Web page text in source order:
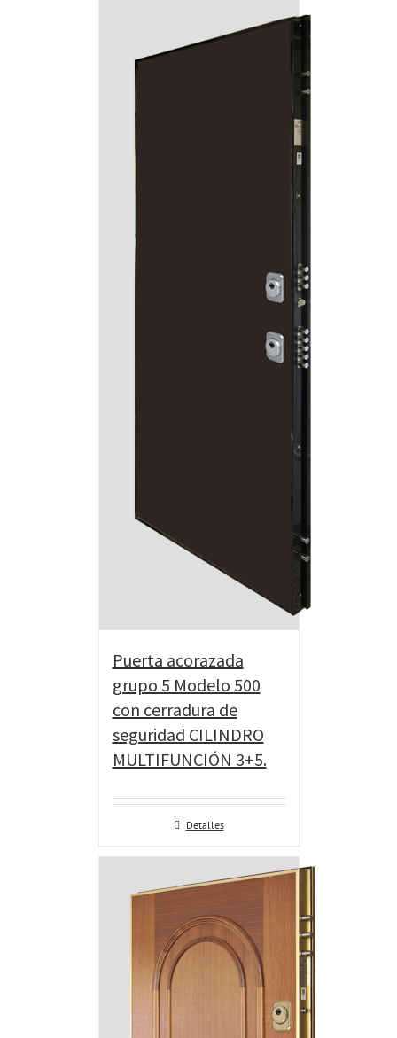
Puerta acorazada
grupo 5 Modelo 500
con cerradura de
seguridad CILINDRO
MULTIFUNCIÓN 3+5.
Detalles